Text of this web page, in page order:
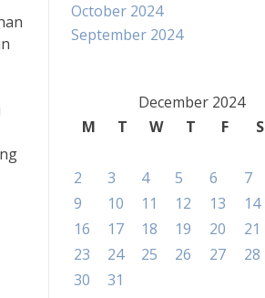
October 2024
September 2024
December 2024
M
T W T F S
2
3 4 5 6 7
9
10 11 12 13 14
16
17 18 19 20 21
23
24 25 26 27 28
30
31